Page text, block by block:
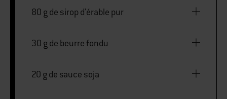
80 g de sirop d'érable pur
30 g de beurre fondu
20 g de sauce soja